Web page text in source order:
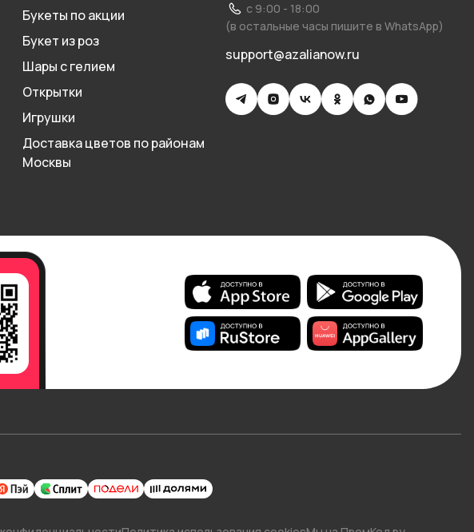
Букеты по акции
Букет из роз
Шары с гелием
Открытки
Игрушки
Доставка цветов по районам
Москвы
с 9:00 - 18:00
(в остальные часы пишите в WhatsApp)
support@azalianow.ru